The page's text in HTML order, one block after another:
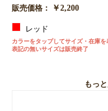
販売価格：
￥2,200
レッド
カラーをタップしてサイズ・在庫を
表記の無いサイズは販売終了
もっ